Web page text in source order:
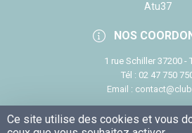
Atu37
NOS
1 rue Schiller 37200 -
Tél : 02 47 750
Email :
Ce site utilise des cookies et vous